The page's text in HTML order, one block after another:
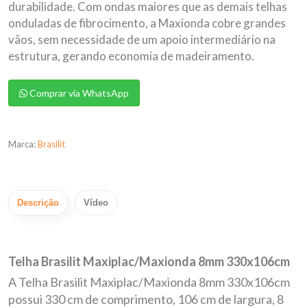
durabilidade. Com ondas maiores que as demais telhas
onduladas de fibrocimento, a Maxionda cobre grandes
vãos, sem necessidade de um apoio intermediário na
estrutura, gerando economia de madeiramento.
Comprar via WhatsApp
Marca:Brasilit
Descrição Vídeo
Telha Brasilit Maxiplac/Maxionda 8mm 330x106cm
A Telha Brasilit Maxiplac/Maxionda 8mm 330x106cm
possui 330 cm de comprimento, 106 cm de largura, 8